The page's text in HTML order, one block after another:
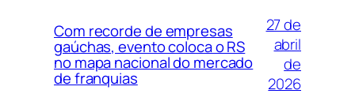
Com recorde de empresas
gaúchas, evento coloca o RS
no mapa nacional do mercado
de franquias
27 de
abril
de
2026